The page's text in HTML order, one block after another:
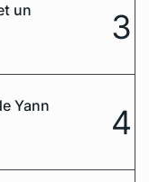
un
3
Yann
4